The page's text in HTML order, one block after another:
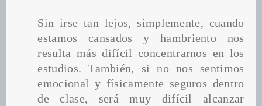
Sin irse tan lejos, simplemente, cuando
estamos cansados y hambriento nos
resulta más difícil concentrarnos en los
estudios. También, si no nos sentimos
emocional y físicamente seguros dentro
de clase, será muy difícil alcanzar